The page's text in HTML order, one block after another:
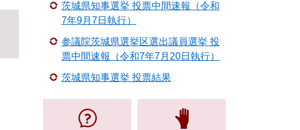
茨城県知事選挙 投票中間速報（令和
7年9月7日執行）
参議院茨城県選挙区選出議員選挙 投
票中間速報（令和7年7月20日執行）
茨城県知事選挙 投票結果